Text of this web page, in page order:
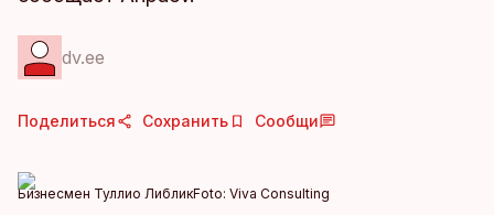
dv.ee
Поделиться Сохранить Сообщи
Бизнесмен Туллио ЛибликFoto: Viva Consulting